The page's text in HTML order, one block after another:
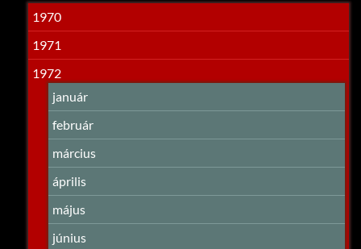
1970
1971
1972
január
február
március
április
május
június